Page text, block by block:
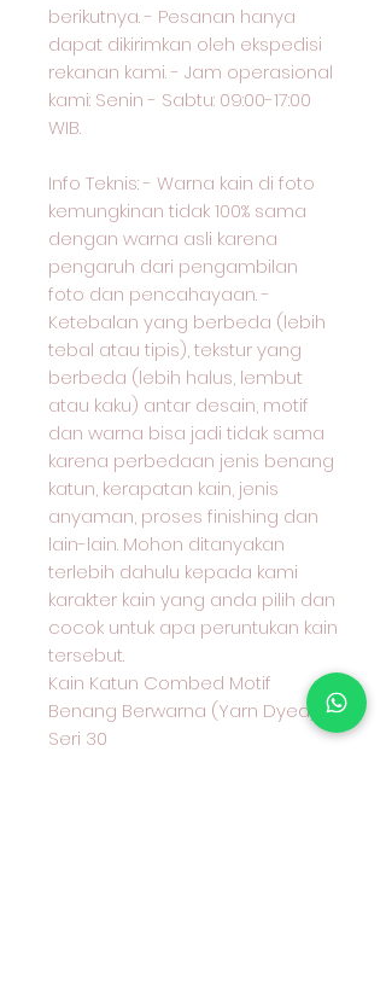
berikutnya. - Pesanan hanya
dapat dikirimkan oleh ekspedisi
rekanan kami. - Jam operasional
kami: Senin - Sabtu: 09:00-17:00
WIB.
Info Teknis: - Warna kain di foto
kemungkinan tidak 100% sama
dengan warna asli karena
pengaruh dari pengambilan
foto dan pencahayaan. -
Ketebalan yang berbeda (lebih
tebal atau tipis), tekstur yang
berbeda (lebih halus, lembut
atau kaku) antar desain, motif
dan warna bisa jadi tidak sama
karena perbedaan jenis benang
katun, kerapatan kain, jenis
anyaman, proses finishing dan
lain-lain. Mohon ditanyakan
terlebih dahulu kepada kami
karakter kain yang anda pilih dan
cocok untuk apa peruntukan kain
tersebut.
Kain Katun Combed Motif
Benang Berwarna (Yarn Dyed)
Seri 30